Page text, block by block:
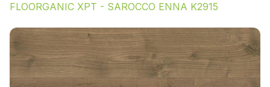
FLOORGANIC XPT - SAROCCO ENNA K2915